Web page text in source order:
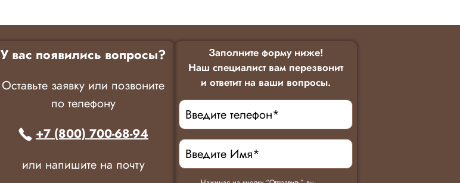
У вас появились вопросы?
Оставьте заявку или позвоните
по телефону
+7 (800) 700-68-94
или напишите на почту
Заполните форму ниже!
Наш специалист вам перезвонит
и ответит на ваши вопросы.